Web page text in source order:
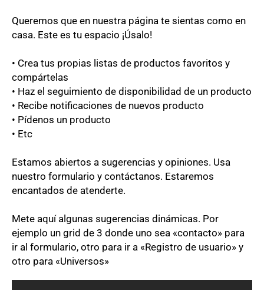
Queremos que en nuestra página te sientas como en
casa. Este es tu espacio ¡Úsalo!
• Crea tus propias listas de productos favoritos y
compártelas
• Haz el seguimiento de disponibilidad de un producto
• Recibe notificaciones de nuevos producto
• Pídenos un producto
• Etc
Estamos abiertos a sugerencias y opiniones. Usa
nuestro formulario y contáctanos. Estaremos
encantados de atenderte.
Mete aquí algunas sugerencias dinámicas. Por
ejemplo un grid de 3 donde uno sea «contacto» para
ir al formulario, otro para ir a «Registro de usuario» y
otro para «Universos»